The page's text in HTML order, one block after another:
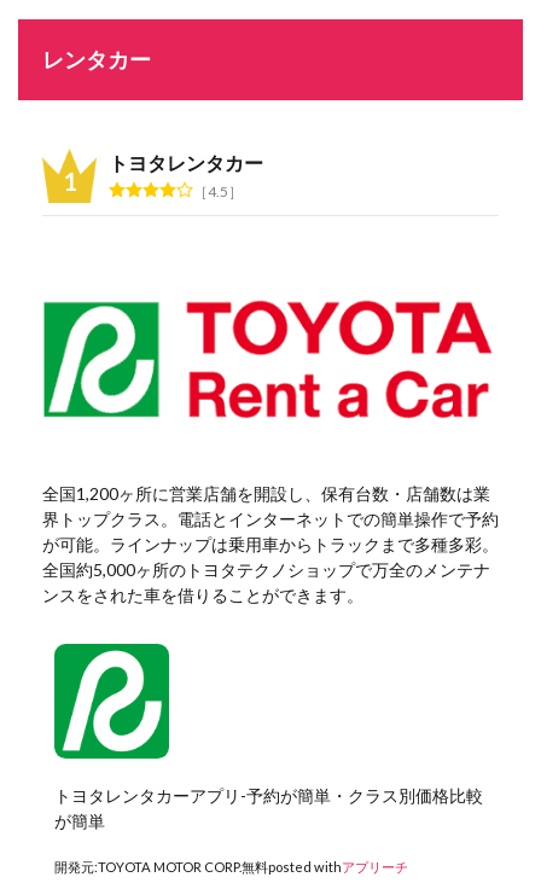
レンタカー
トヨタレンタカー
4.5
全国1,200ヶ所に営業店舗を開設し、保有台数・店舗数は業
界トップクラス。電話とインターネットでの簡単操作で予約
が可能。ラインナップは乗用車からトラックまで多種多彩。
全国約5,000ヶ所のトヨタテクノショップで万全のメンテナ
ンスをされた車を借りることができます。
トヨタレンタカーアプリ-予約が簡単・クラス別価格比較
が簡単
開発元:TOYOTA MOTOR CORP.無料posted withアプリーチ